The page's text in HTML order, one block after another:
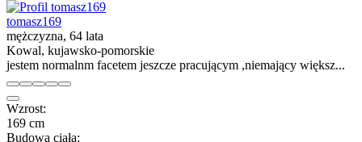
tomasz169
mężczyzna, 64 lata
Kowal, kujawsko-pomorskie
jestem normalnm facetem jeszcze pracującym ,niemający większ...
Wzrost:
169 cm
Budowa ciała: